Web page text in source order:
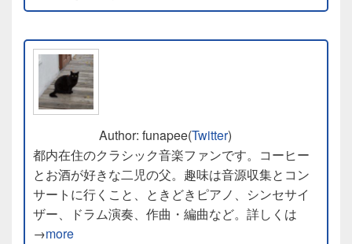
Author: funapee(Twitter)
都内在住のクラシック音楽ファンです。コーヒー
とお酒が好きな二児の父。趣味は音源収集とコン
サートに行くこと、ときどきピアノ、シンセサイ
ザー、ドラム演奏、作曲・編曲など。詳しくは
→more